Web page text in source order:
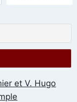
et V. Hugo